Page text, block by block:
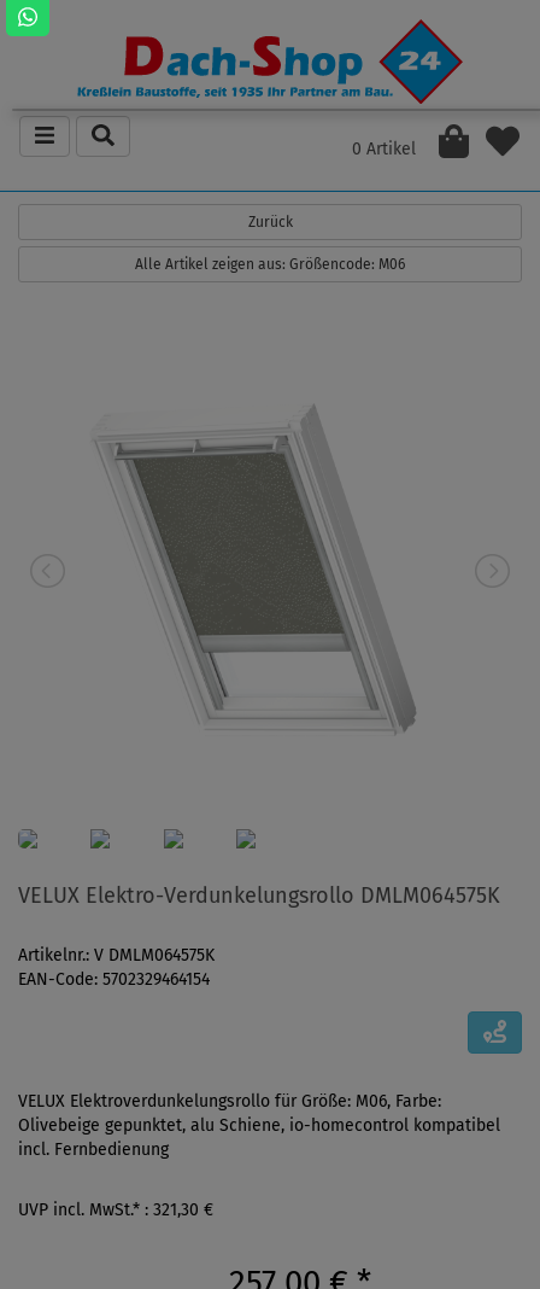
0 Artikel
Zurück
Alle Artikel zeigen aus: Größencode: M06
VELUX Elektro-Verdunkelungsrollo DMLM064575K
Artikelnr.: V DMLM064575K
EAN-Code: 5702329464154
VELUX Elektroverdunkelungsrollo für Größe: M06, Farbe:
Olivebeige gepunktet, alu Schiene, io-homecontrol kompatibel
incl. Fernbedienung
UVP incl. MwSt.* : 321,30 €